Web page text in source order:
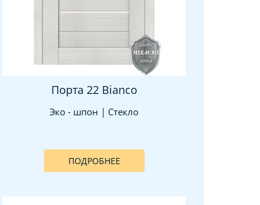
Порта 22 Bianco
Эко - шпон | Стекло
ПОДРОБНЕЕ